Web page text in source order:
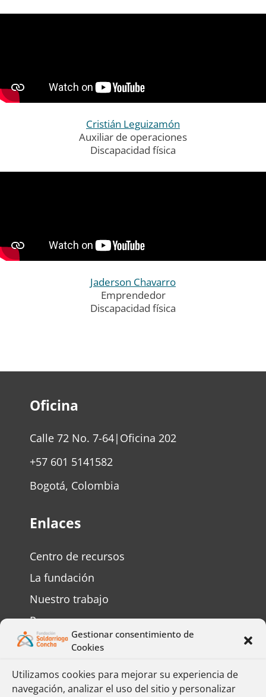
Gestionar consentimiento de
Cookies
Utilizamos cookies para mejorar su experiencia de
navegación, analizar el uso del sitio y personalizar
Cristián Leguizamón
Auxiliar de operaciones
Discapacidad física
Jaderson Chavarro
Emprendedor
Discapacidad física
Oficina
Calle 72 No. 7-64|Oficina 202
+57 601 5141582
Bogotá, Colombia
Enlaces
Centro de recursos
La fundación
Nuestro trabajo
Personas mayores
Personas con discapacidad